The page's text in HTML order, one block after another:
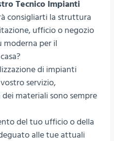
Tecnico Impianti
consigliarti la struttura
ufficio o negozio
moderna per il
di impianti
servizio,
materiali sono sempre
del tuo ufficio o della
alle tue attuali